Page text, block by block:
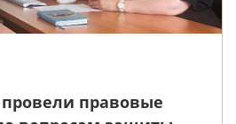
правовые